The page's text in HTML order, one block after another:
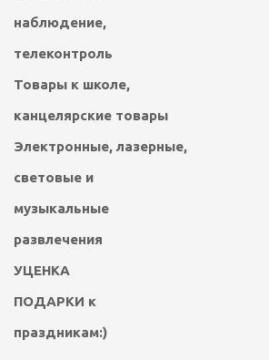
бадминтон
наблюдение,
телеконтроль
Товары к школе,
канцелярские товары
Электронные, лазерные,
световые и
музыкальные
развлечения
УЦЕНКА
ПОДАРКИ к
праздникам:)